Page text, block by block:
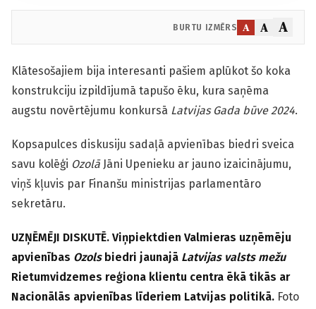
BURTU IZMĒRS A A A
Klātesošajiem bija interesanti pašiem aplūkot šo koka
konstrukciju izpildījumā tapušo ēku, kura saņēma
augstu novērtējumu konkursā Latvijas Gada būve 2024.
Kopsapulces diskusiju sadaļā apvienības biedri sveica
savu kolēģi OzolāJāni Upenieku ar jauno izaicinājumu,
viņš kļuvis par Finanšu ministrijas parlamentāro
sekretāru.
UZŅĒMĒJI DISKUTĒ. Viņpiektdien Valmieras uzņēmēju
apvienības Ozolsbiedri jaunajā Latvijas valsts mežu
Rietumvidzemes reģiona klientu centra ēkā tikās ar
Nacionālās apvienības līderiem Latvijas politikā. Foto